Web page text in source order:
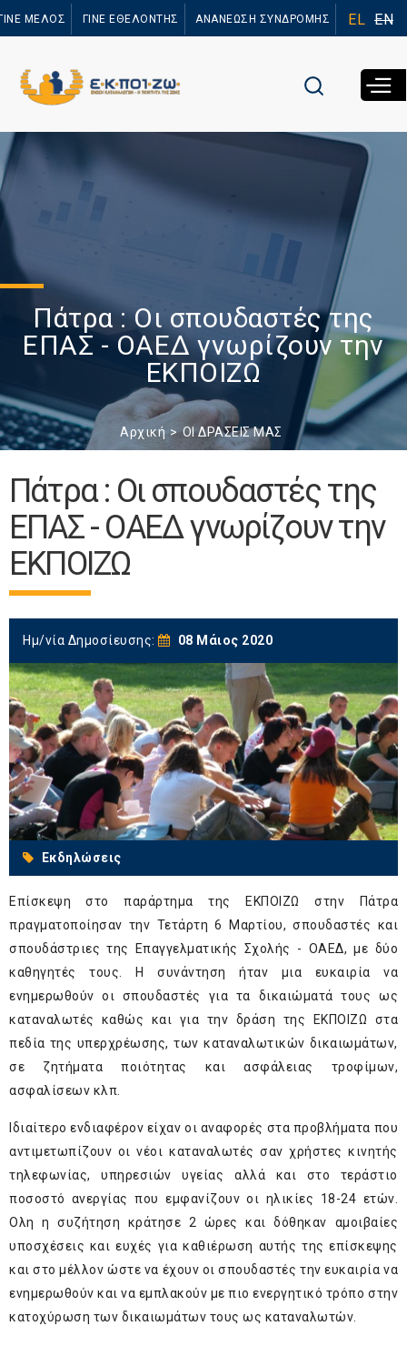
προς το
ΜΕΛΟΣ ΓΙΝΕ ΕΘΕΛΟΝΤΗΣ ΑΝΑΝΕΩΣΗ ΣΥΝΔΡΟΜΗΣ EL EN
Πάτρα : Οι σπουδαστές της
ΕΠΑΣ - ΟΑΕΔ γνωρίζουν την
ΕΚΠΟΙΖΩ
Αρχική ΟΙ ΔΡΑΣΕΙΣ ΜΑΣ
Πάτρα : Οι σπουδαστές της
ΕΠΑΣ - ΟΑΕΔ γνωρίζουν την
ΕΚΠΟΙΖΩ
Ημ/νία Δημοσίευσης: 08 Μάιος 2020
Εκδηλώσεις
Επίσκεψη στο παράρτημα της ΕΚΠΟΙΖΩ στην Πάτρα
πραγματοποίησαν την Τετάρτη 6 Μαρτίου, σπουδαστές και
σπουδάστριες της Επαγγελματικής Σχολής
- ΟΑΕΔ, με δύο
καθηγητές τους. Η συνάντηση ήταν μια ευκαιρία να
ενημερωθούν οι σπουδαστές για τα δικαιώματά τους ως
καταναλωτές καθώς και για την δράση της ΕΚΠΟΙΖΩ στα
πεδία της υπερχρέωσης, των καταναλωτικών δικαιωμάτων,
σε ζητήματα ποιότητας και ασφάλειας τροφίμων,
ασφαλίσεων κλπ.
Ιδιαίτερο ενδιαφέρον είχαν οι αναφορές στα προβλήματα που
αντιμετωπίζουν οι νέοι καταναλωτές σαν χρήστες κινητής
τηλεφωνίας, υπηρεσιών υγείας αλλά και στο τεράστιο
ποσοστό ανεργίας που εμφανίζουν οι ηλικίες 18-24 ετών.
Ολη η συζήτηση κράτησε 2 ώρες και δόθηκαν αμοιβαίες
υποσχέσεις και ευχές για καθιέρωση αυτής της επίσκεψης
και στο μέλλον ώστε να έχουν οι σπουδαστές την ευκαιρία να
ενημερωθούν και να εμπλακούν με πιο ενεργητικό τρόπο στην
κατοχύρωση των δικαιωμάτων τους ως καταναλωτών.